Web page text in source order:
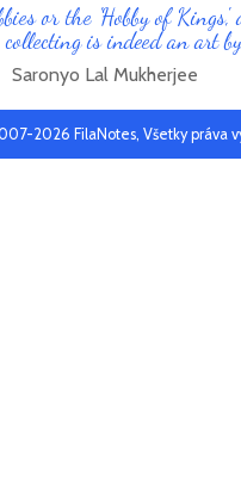
or the 'Hobby of Kings',
collecting is indeed an art
Saronyo Lal Mukherjee
2026 FilaNotes, Všetky práva